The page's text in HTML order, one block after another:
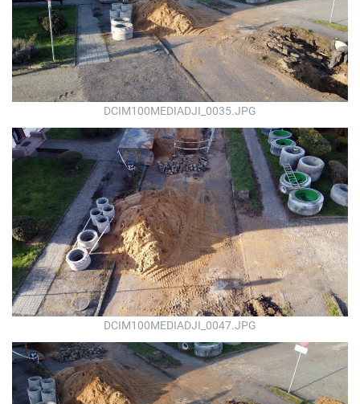
DCIM100MEDIADJI_0035.JPG
DCIM100MEDIADJI_0047.JPG